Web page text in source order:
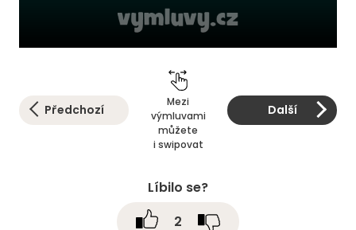
Předchozí
Mezi
výmluvami
můžete
i swipovat
Další
Líbilo se?
2